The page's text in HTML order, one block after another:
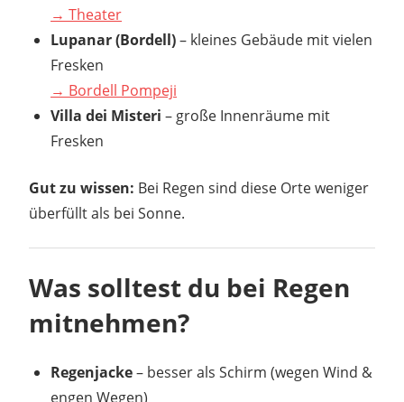
→ Theater
Lupanar (Bordell)– kleines Gebäude mit vielen
Fresken
→ Bordell Pompeji
Villa dei Misteri – große Innenräume mit
Fresken
Gut zu wissen: Bei Regen sind diese Orte weniger
überfüllt als bei Sonne.
Was solltest du bei Regen
mitnehmen?
Regenjacke– besser als Schirm (wegen Wind &
engen Wegen)